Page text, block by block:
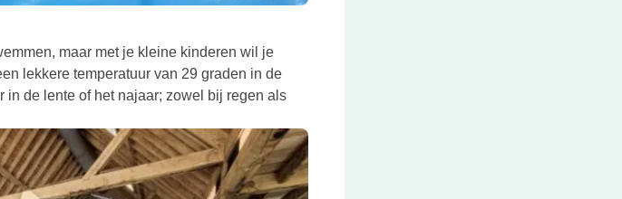
tab
maar met je kleine kinderen wil je
lekkere temperatuur van 29 graden in de
de lente of het najaar; zowel bij regen als